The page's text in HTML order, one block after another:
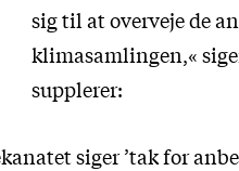
sig til at overveje de
klimasamlingen,«
supplerer:
siger ’tak for